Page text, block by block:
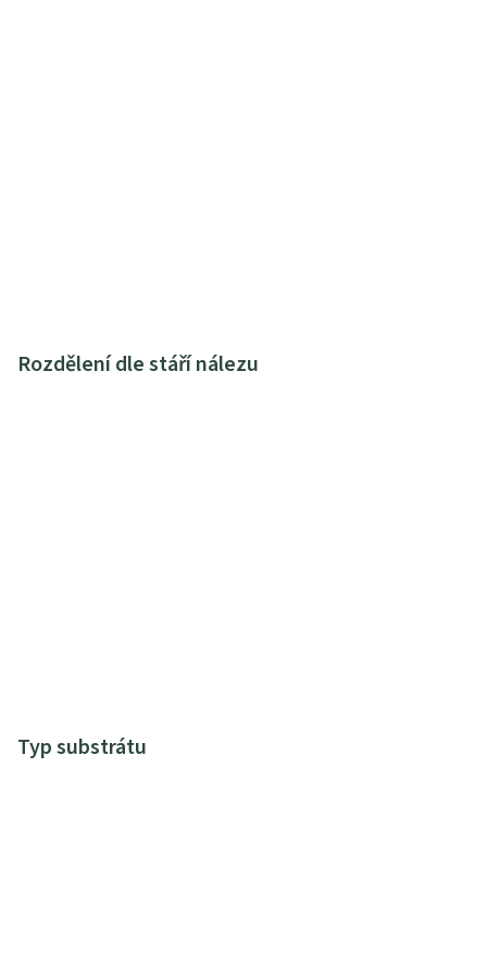
Rozdělení dle stáří nálezu
Typ substrátu